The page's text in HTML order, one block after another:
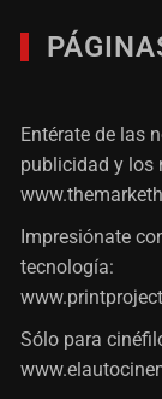
Entérate de las
publicidad y los
Impresiónate
tecnología:
Sólo para